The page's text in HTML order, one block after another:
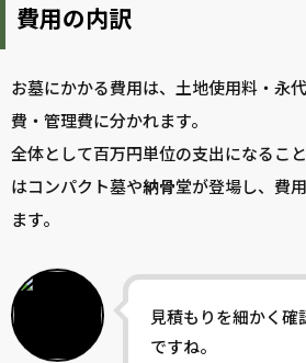
費用の内訳
お墓にかかる費用は、土地使用料・永
費・管理費に分かれます。
全体として百万円単位の支出になるこ
はコンパクト墓や納骨堂が登場し、費
ます。
見積もりを細かく
ですね。